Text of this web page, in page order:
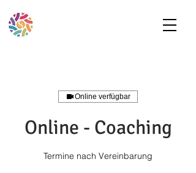
Online verfügbar
Online - Coaching
Termine nach Vereinbarung